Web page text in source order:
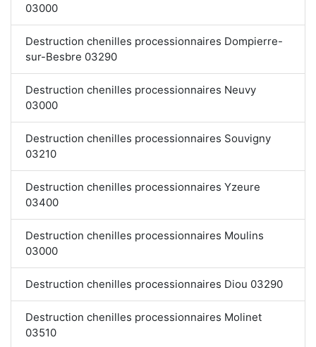
03000
Destruction chenilles processionnaires Dompierre-
sur-Besbre 03290
Destruction chenilles processionnaires Neuvy
03000
Destruction chenilles processionnaires Souvigny
03210
Destruction chenilles processionnaires Yzeure
03400
Destruction chenilles processionnaires Moulins
03000
Destruction chenilles processionnaires Diou 03290
Destruction chenilles processionnaires Molinet
03510